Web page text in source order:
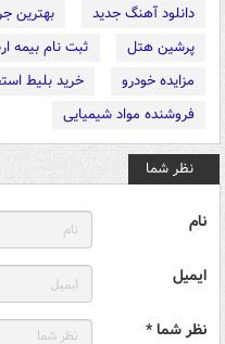
دانلود آهنگ جدید
بهترین
پرشین هتل
ثبت نام بیمه
مزایده خودرو
خرید بلیط
فروشنده مواد شیمیایی
نظر شما
نام
ایمیل
نظر شما *